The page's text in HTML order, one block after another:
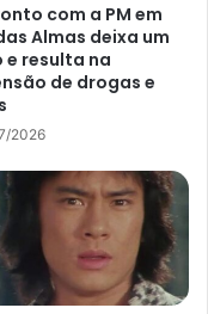
com a PM em
Almas deixa um
e resulta na
de drogas e
2026